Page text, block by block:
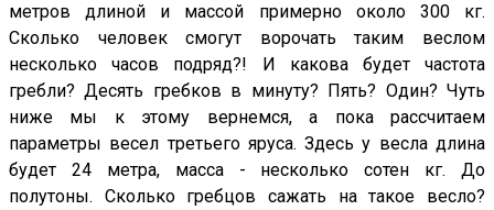
метров длиной и массой примерно около 300 кг.
Сколько человек смогут ворочать таким веслом
несколько часов подряд?! И какова будет частота
гребли? Десять гребков в минуту? Пять? Один? Чуть
ниже мы к этому вернемся, а пока рассчитаем
параметры весел третьего яруса. Здесь у весла длина
будет 24 метра, масса - несколько сотен кг. До
полутоны. Сколько гребцов сажать на такое весло?